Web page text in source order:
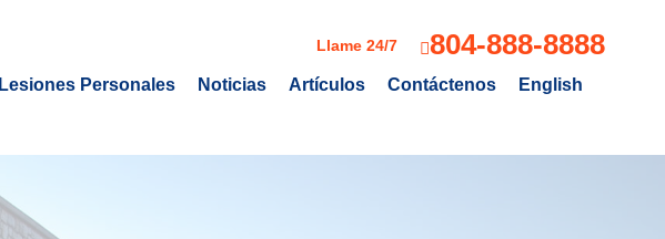
Llame 24/7 804-888-8888
Lesiones Personales Noticias Artículos Contáctenos English